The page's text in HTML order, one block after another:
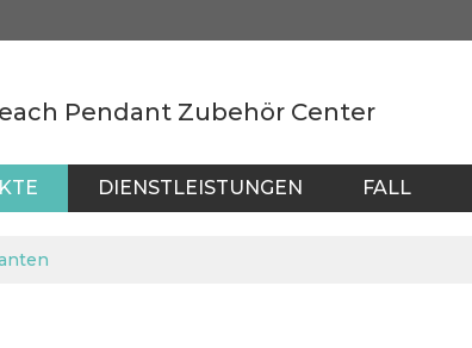
Pendant Zubehör Center
DIENSTLEISTUNGEN FALL